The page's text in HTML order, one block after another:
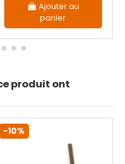
Ajouter au
panier
produit ont
-10%